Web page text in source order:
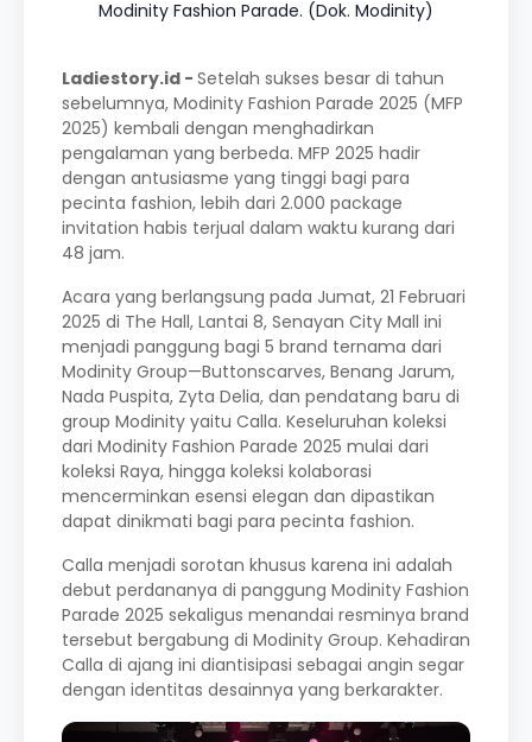
Modinity Fashion Parade. (Dok. Modinity)
Ladiestory.id - Setelah sukses besar di tahun
sebelumnya, Modinity Fashion Parade 2025 (MFP
2025) kembali dengan menghadirkan
pengalaman yang berbeda. MFP 2025 hadir
dengan antusiasme yang tinggi bagi para
pecinta fashion, lebih dari 2.000 package
invitation habis terjual dalam waktu kurang dari
48 jam.
Acara yang berlangsung pada Jumat, 21 Februari
2025 di The Hall, Lantai 8, Senayan City Mall ini
menjadi panggung bagi 5 brand ternama dari
Modinity Group—Buttonscarves, Benang Jarum,
Nada Puspita, Zyta Delia, dan pendatang baru di
group Modinity yaitu Calla. Keseluruhan koleksi
dari Modinity Fashion Parade 2025 mulai dari
koleksi Raya, hingga koleksi kolaborasi
mencerminkan esensi elegan dan dipastikan
dapat dinikmati bagi para pecinta fashion.
Calla menjadi sorotan khusus karena ini adalah
debut perdananya di panggung Modinity Fashion
Parade 2025 sekaligus menandai resminya brand
tersebut bergabung di Modinity Group. Kehadiran
Calla di ajang ini diantisipasi sebagai angin segar
dengan identitas desainnya yang berkarakter.